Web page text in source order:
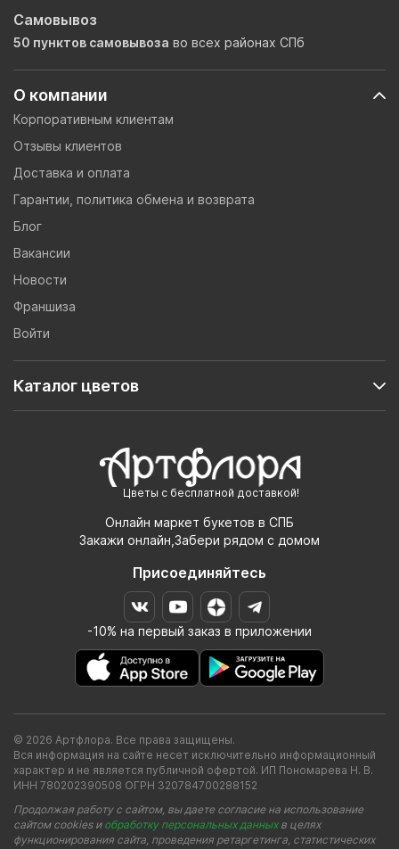
Цветы с бесплатной доставкой!
Онлайн маркет букетов в СПБ
Закажи онлайн,Забери рядом с домом
Присоединяйтесь
-10% на первый заказ в приложении
О компании
Корпоративным клиентам
Отзывы клиентов
Доставка и оплата
Гарантии, политика обмена и возврата
Блог
Вакансии
Новости
Франшиза
Войти
Каталог цветов
Самовывоз
50 пунктов самовывоза во всех районах СПб
© 2026 Артфлора. Все права защищены.
Вся информация на сайте несет исключительно информационный
характер и не является публичной офертой. ИП Пономарева Н. В.
ИНН 780202390508 ОГРН 320784700288152
Продолжая работу с сайтом, вы даете согласие на использование
сайтом cookies и обработку персональных данныхв целях
функционирования сайта, проведения ретаргетинга, статистических